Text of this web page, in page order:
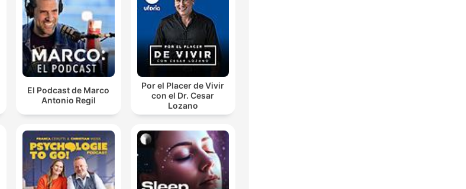
El Podcast de Marco
Antonio Regil
Por el Placer de Vivir
con el Dr. Cesar
Lozano